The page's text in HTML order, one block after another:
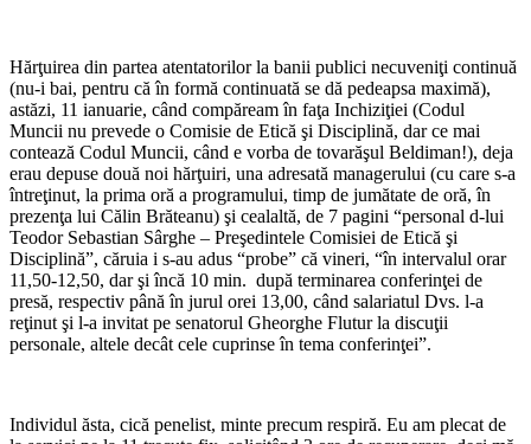
Hărţuirea din partea atentatorilor la banii publici necuveniţi continuă
(nu-i bai, pentru că în formă continuată se dă pedeapsa maximă),
astăzi, 11 ianuarie, când compăream în faţa Inchiziţiei (Codul
Muncii nu prevede o Comisie de Etică şi Disciplină, dar ce mai
contează Codul Muncii, când e vorba de tovarăşul Beldiman!), deja
erau depuse două noi hărţuiri, una adresată managerului (cu care s-a
întreţinut, la prima oră a programului, timp de jumătate de oră, în
prezenţa lui Călin Brăteanu) şi cealaltă, de 7 pagini “personal d-lui
Teodor Sebastian Sârghe – Preşedintele Comisiei de Etică şi
Disciplină”, căruia i s-au adus “probe” că vineri, “în intervalul orar
11,50-12,50, dar şi încă 10 min. după terminarea conferinţei de
presă, respectiv până în jurul orei 13,00, când salariatul Dvs. l-a
reţinut şi l-a invitat pe senatorul Gheorghe Flutur la discuţii
personale, altele decât cele cuprinse în tema conferinţei”.
Individul ăsta, cică penelist, minte precum respiră. Eu am plecat de